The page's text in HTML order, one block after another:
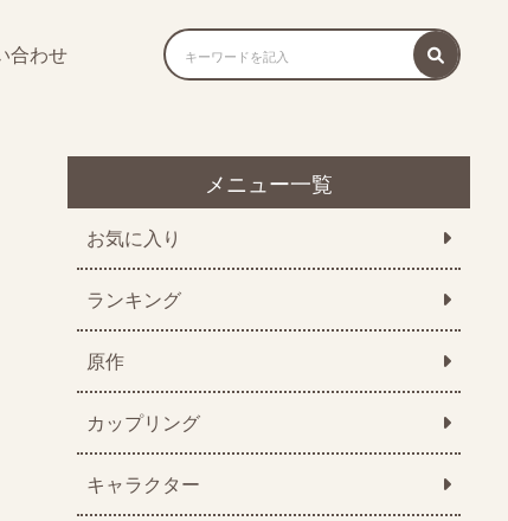
合わせ
メニュー一覧
お気に入り
ランキング
原作
カップリング
キャラクター